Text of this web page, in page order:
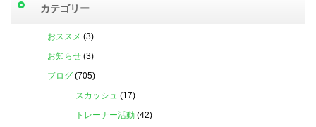
カテゴリー
おススメ (3)
お知らせ (3)
ブログ (705)
スカッシュ (17)
トレーナー活動 (42)